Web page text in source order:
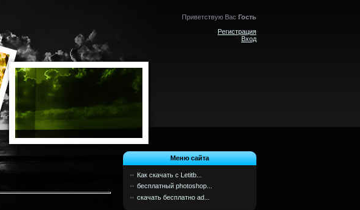
Приветствую Вас Гость
Регистрация
Вход
Меню сайта
Как скачать с Letitb...
бесплатный photoshop...
скачать бесплатно ad...